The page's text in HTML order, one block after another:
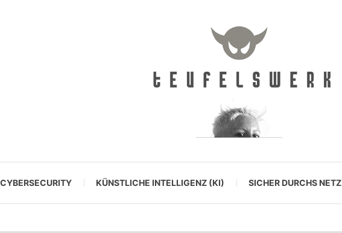
CYBERSECURITY KÜNSTLICHE INTELLIGENZ (KI) SICHER DURCHS NETZ